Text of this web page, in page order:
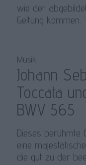
wie der
Geltung kommen.
Musik
Johann
Toccata
BWV 565
Dieses berühmte
eine
die gut zu der